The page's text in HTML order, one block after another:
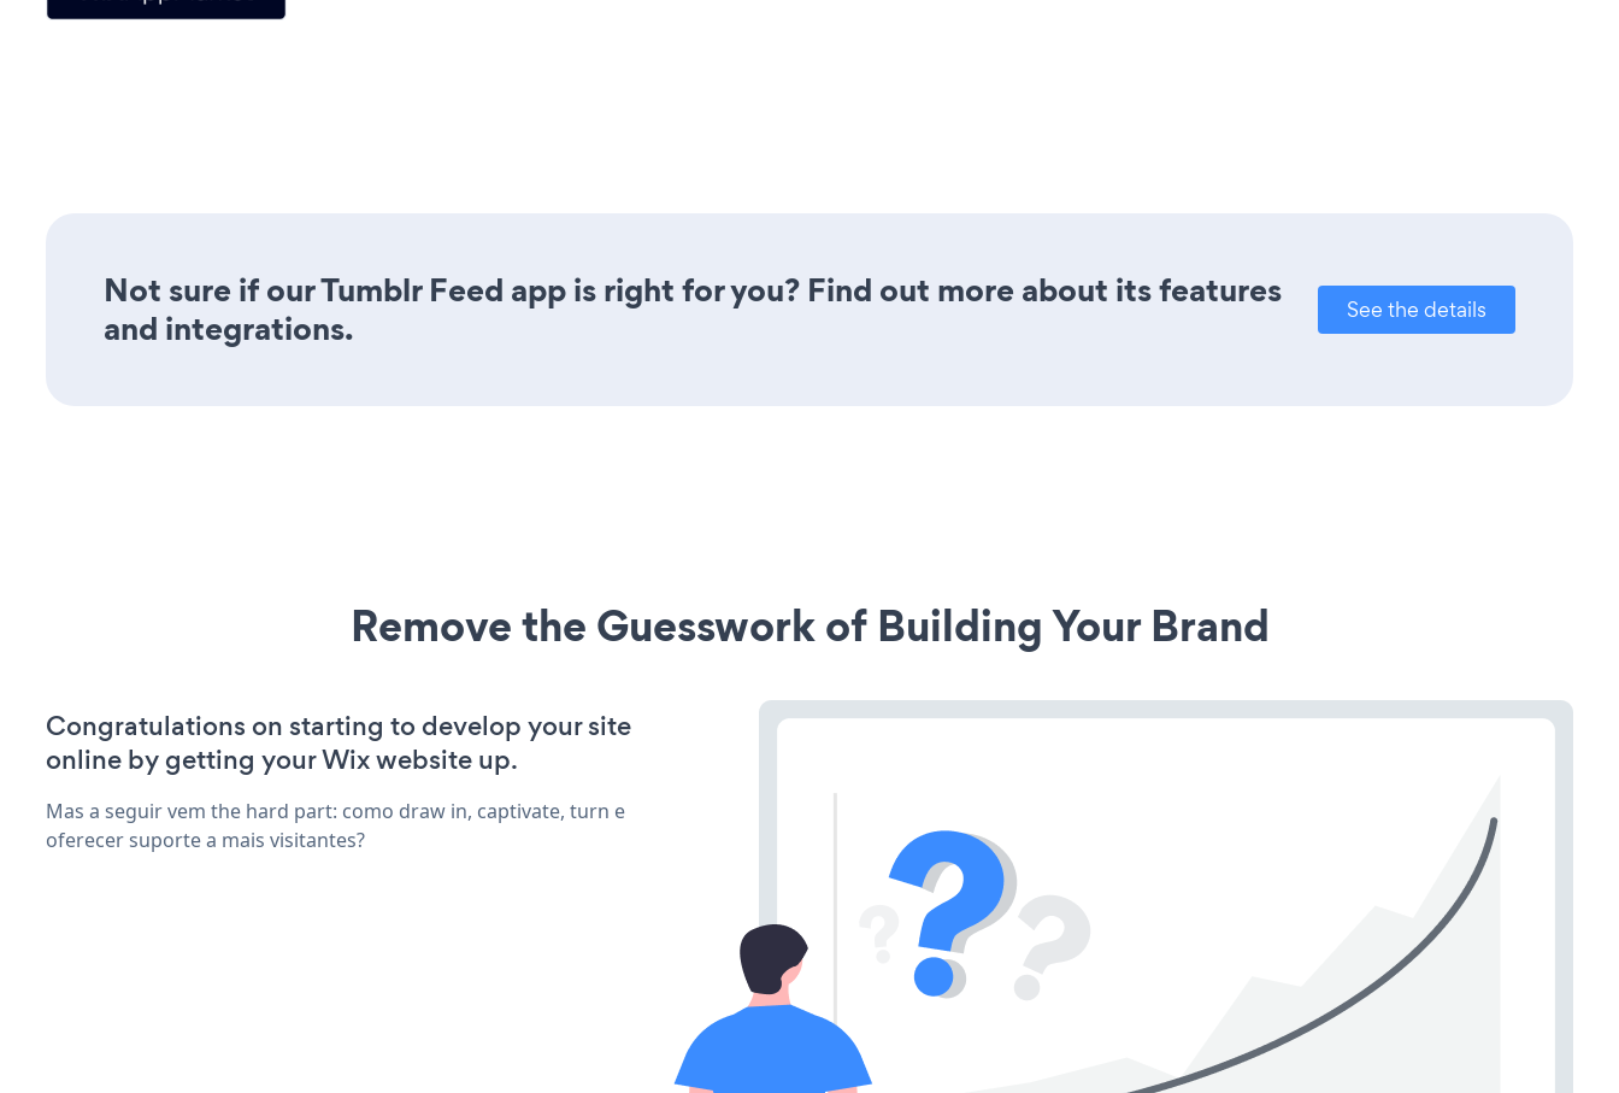
Not sure if our Tumblr Feed app is right for you? Find out more about its features
and integrations.
See the details
Remove the Guesswork of Building Your Brand
Congratulations on starting to develop your site
online by getting your Wix website up.
Mas a seguir vem the hard part: como draw in, captivate, turn e
oferecer suporte a mais visitantes?